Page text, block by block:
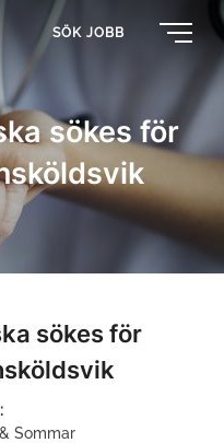
SÖK JOBB
sökes för
sökes för
Sommar